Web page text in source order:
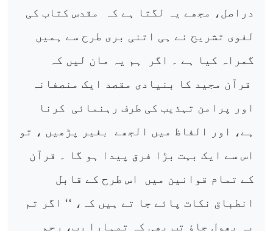
دراصل، مجھے یہ لگتا ہے کہ
مقدس کتاب کی
لغوی تشریح نے ہی اتنی بری طرح سے ہمیں
گمراہ کیا ہے ۔ اگر
ہم یہ مان لیں کہ
قرآن مجید کا بنیادی مقصد ایک منصفانہ
اور پرامن تہذیب کی طرف رہنمائی
کرنا
ہے، اور الفاظ میں الجھے
بغیر پڑھیں ، تو
اس سے ایک بہت بڑا فرق پیدا ہو گا ۔ قرآن
کے تمام قوانین میں
اس طرح کے قابل
انطباق نکات پائے جا تے ہیں کہ، ‘‘ اگر تم
یہ بھول جاؤ تب بھی کہ تمہارا رب، رحم